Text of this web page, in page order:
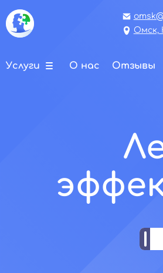
Омск,
Услуги О нас Отзывы